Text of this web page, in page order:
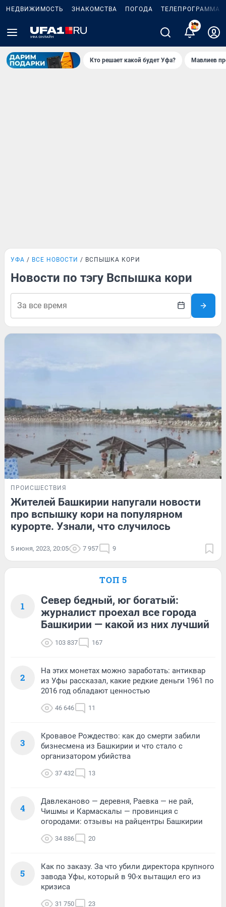
НЕДВИЖИМОСТЬ ЗНАКОМСТВА ПОГОДА ТЕЛЕПРОГРАММА
Кто решает какой будет Уфа? Мавлиев
УФА ВСЕ НОВОСТИ ВСПЫШКА КОРИ
Новости по тэгу Вспышка кори
ПРОИСШЕСТВИЯ
Жителей Башкирии напугали новости
про вспышку кори на популярном
курорте. Узнали, что случилось
5 июня, 2023, 20:05 7 957 9
ТОП 5
1
Север бедный, юг богатый:
журналист проехал все города
Башкирии — какой из них лучший
103 837 167
2
На этих монетах можно заработать: антиквар
из Уфы рассказал, какие редкие деньги 1961 по
2016 год обладают ценностью
46 646 11
3
Кровавое Рождество: как до смерти забили
бизнесмена из Башкирии и что стало с
организатором убийства
37 432 13
4
Давлеканово — деревня, Раевка — не рай,
Чишмы и Кармаскалы — провинция с
огородами: отзывы на райцентры Башкирии
34 886 20
5
Как по заказу. За что убили директора крупного
завода Уфы, который в 90-х вытащил его из
кризиса
31 750 23